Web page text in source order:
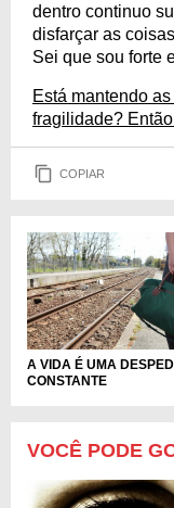
dentro continuo
disfarçar as
Sei que sou forte
Está mantendo
fragilidade?
COPIAR
A VIDA É UMA
CONSTANTE
VOCÊ PODE